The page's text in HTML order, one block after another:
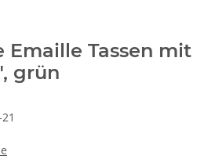
Emaille Tassen mit
grün